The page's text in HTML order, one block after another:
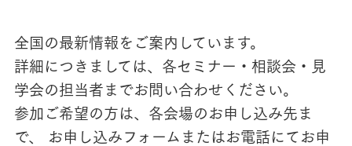
全国の最新情報をご案内しています。
詳細につきましては、各セミナー・相談会・見
学会の担当者までお問い合わせください。
参加ご希望の方は、各会場のお申し込み先ま
で、 お申し込みフォームまたはお電話にてお申